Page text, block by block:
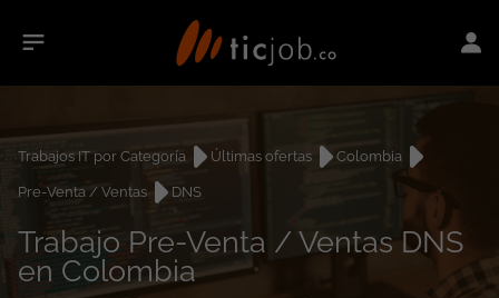
Trabajos IT por Categoría Últimas ofertas
Colombia
Pre-Venta / Ventas
DNS
Trabajo Pre-Venta / Ventas DNS
en Colombia